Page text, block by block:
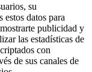
su
datos para
publicidad y
las estadísticas de
con
de sus canales de